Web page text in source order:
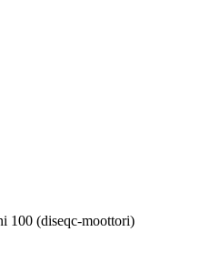
100 (diseqc-moottori)